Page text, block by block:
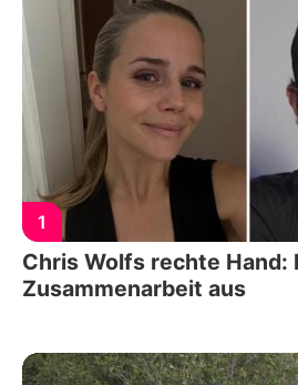
1
Chris Wolfs rechte Hand:
Zusammenarbeit aus